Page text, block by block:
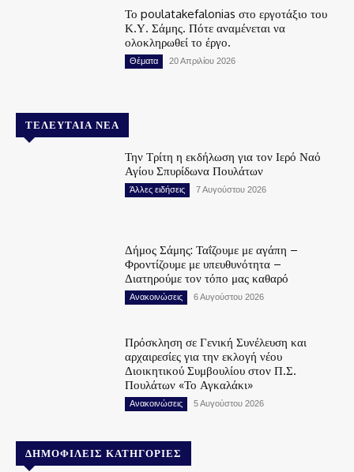
Το poulatakefalonias στο εργοτάξιο του
Κ.Υ. Σάμης. Πότε αναμένεται να
ολοκληρωθεί το έργο.
Θέματα 20 Απριλίου 2026
ΤΕΛΕΥΤΑΊΑ ΝΈΑ
Την Τρίτη η εκδήλωση για τον Ιερό Ναό
Αγίου Σπυρίδωνα Πουλάτων
Άλλες ειδήσεις 7 Αυγούστου 2026
Δήμος Σάμης: Ταΐζουμε με αγάπη –
Φροντίζουμε με υπευθυνότητα –
Διατηρούμε τον τόπο μας καθαρό
Ανακοινώσεις 6 Αυγούστου 2026
Πρόσκληση σε Γενική Συνέλευση και
αρχαιρεσίες για την εκλογή νέου
Διοικητικού Συμβουλίου στον Π.Σ.
Πουλάτων «Το Αγκαλάκι»
Ανακοινώσεις 5 Αυγούστου 2026
ΔΗΜΟΦΙΛΕΊΣ ΚΑΤΗΓΟΡΊΕΣ